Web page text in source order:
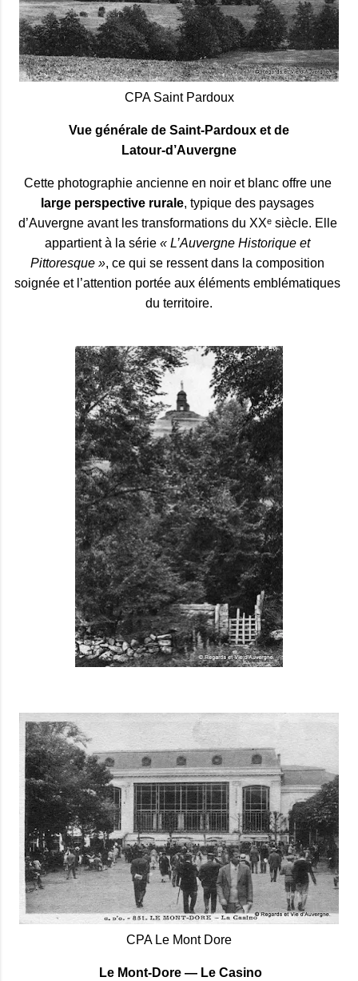
CPA Saint Pardoux
Vue générale de Saint‑Pardoux et de
Latour‑d’Auvergne
Cette photographie ancienne en noir et blanc offre une
large perspective rurale, typique des paysages
d’Auvergne avant les transformations du XXᵉ siècle. Elle
appartient à la série « L’Auvergne Historique et
Pittoresque », ce qui se ressent dans la composition
soignée et l’attention portée aux éléments emblématiques
du territoire.
CPA Le Mont Dore
Le Mont‑Dore — Le Casino